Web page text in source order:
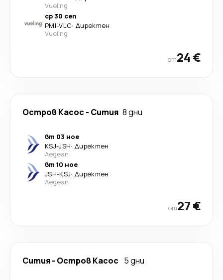
Vueling
ср 30 сеп
PMI-VLC· Директен
Vueling
от24 €
Остров Касос - Сития 8 дни
вт 03 ное
KSJ-JSH· Директен
Aegean
вт 10 ное
JSH-KSJ· Директен
Aegean
от27 €
Сития- Остров Касос 5 дни